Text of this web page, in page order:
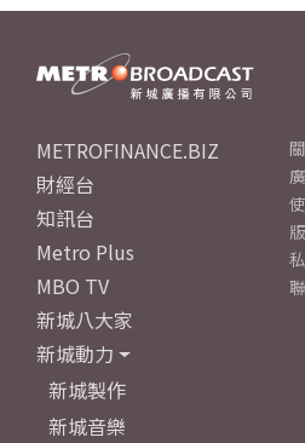
METROFINANCE.BIZ
財經台
知訊台
Metro Plus
MBO TV
新城八大家
新城動力
新城製作
新城音樂